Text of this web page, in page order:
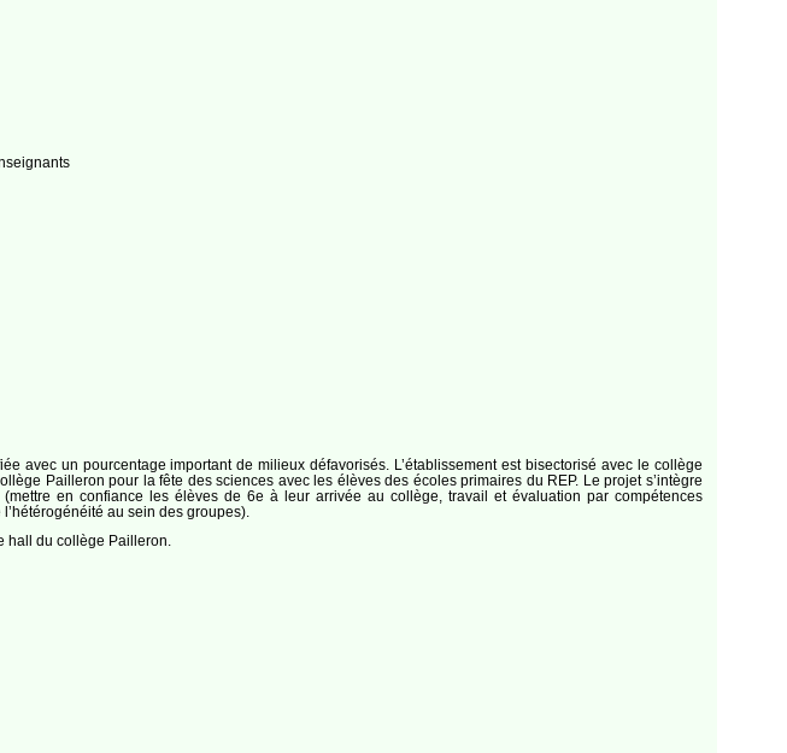
avec un pourcentage important de milieux défavorisés. L’établissement est bisectorisé avec le collège
Pailleron pour la fête des sciences avec les élèves des écoles primaires du REP. Le projet s’intègre
en confiance les élèves de 6e à leur arrivée au collège, travail et évaluation par compétences
au sein des groupes).
hall du collège Pailleron.